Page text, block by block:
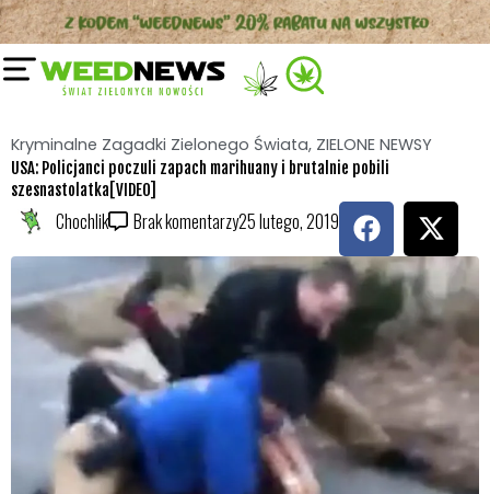
Przejdź
do
treści
Kryminalne Zagadki Zielonego Świata, ZIELONE NEWSY
USA: Policjanci poczuli zapach marihuany i brutalnie pobili
szesnastolatka[VIDEO]
Chochlik Brak komentarzy25 lutego, 2019 F
a
c
e
b
o
o
k
X
-
t
w
i
t
e
r